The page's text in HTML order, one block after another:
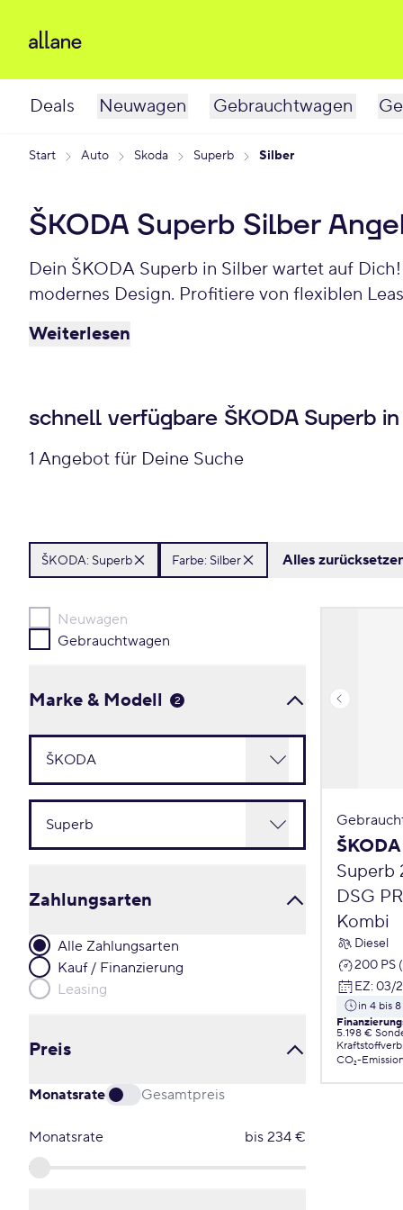
Deals Neuwagen Gebrauchtwagen
Start Auto Skoda Superb Silber
ŠKODA Superb Silber
Dein ŠKODA Superb in Silber wartet auf
modernes Design. Profitiere von flexiblen
Weiterlesen
schnell verfügbare ŠKODA Superb
1 Angebot für Deine Suche
ŠKODA: Superb Farbe: Silber Alles
Neuwagen
Gebrauchtwagen
Marke & Modell 2
Zahlungsarten
Alle Zahlungsarten
Kauf / Finanzierung
Leasing
Preis
Monatsrate Gesamtpreis
Monatsrate bis 234 €
Superb
DSG
Kombi
Diesel
200 PS
EZ: 03/
in 4 bis
5.198 €
CO₂-